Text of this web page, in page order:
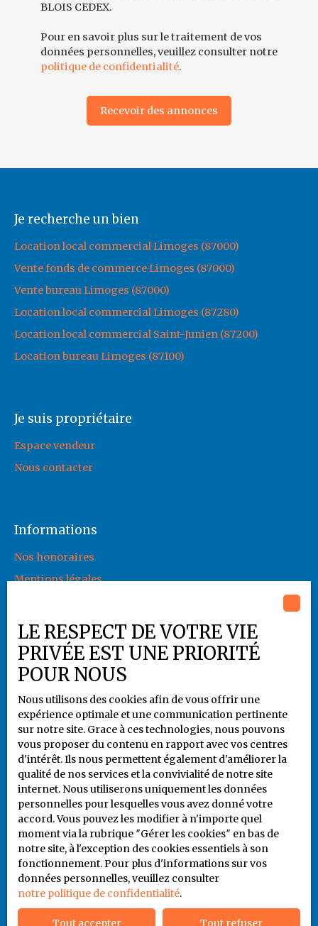
BLOIS CEDEX.
Pour en savoir plus sur le traitement de vos
données personnelles, veuillez consulter notre
politique de confidentialité.
Recevoir des annonces
Je recherche un bien
Location local commercial Limoges (87000)
Vente fonds de commerce Limoges (87000)
Vente bureau Limoges (87000)
Location local commercial Limoges (87280)
Location local commercial Saint-Junien (87200)
Location bureau Limoges (87100)
Je suis propriétaire
Espace vendeur
Nous contacter
Informations
Nos honoraires
Mentions légales
Plan du site
Gérer les cookies
Propulsé par
+33 5 55 79 80 94
6 rue Jules Noriac
87000 LIMOGES
06 86 93 65 41
LE RESPECT DE VOTRE VIE
PRIVÉE EST UNE PRIORITÉ
POUR NOUS
Nous utilisons des cookies afin de vous offrir une
expérience optimale et une communication pertinente
sur notre site. Grace à ces technologies, nous pouvons
vous proposer du contenu en rapport avec vos centres
d'intérêt. Ils nous permettent également d'améliorer la
qualité de nos services et la convivialité de notre site
internet. Nous utiliserons uniquement les données
personnelles pour lesquelles vous avez donné votre
accord. Vous pouvez les modifier à n'importe quel
moment via la rubrique ″Gérer les cookies″ en bas de
notre site, à l'exception des cookies essentiels à son
fonctionnement. Pour plus d'informations sur vos
données personnelles, veuillez consulter
notre politique de confidentialité.
Tout accepter Tout refuser